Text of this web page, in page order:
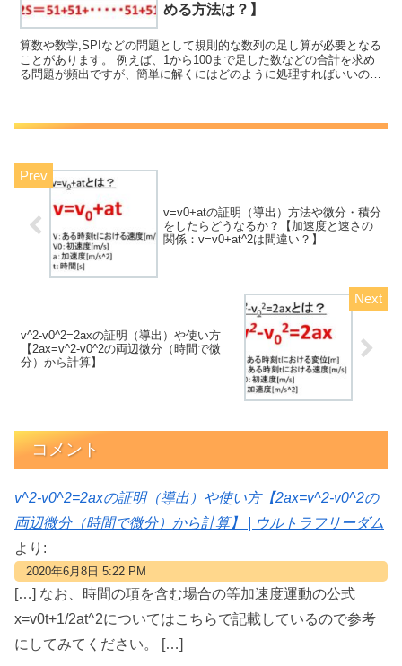
める方法は？】
算数や数学,SPIなどの問題として規則的な数列の足し算が必要となる
ことがあります。 例えば、1から100まで足した数などの合計を求め
る問題が頻出ですが、簡単に解くにはどのように処理すればいいのか
v=v0+atの証明（導出）方法や微分・積分
をしたらどうなるか？【加速度と速さの
関係：v=v0+at^2は間違い？】
v^2-v0^2=2axの証明（導出）や使い方
【2ax=v^2-v0^2の両辺微分（時間で微
分）から計算】
コメント
v^2-v0^2=2axの証明（導出）や使い方【2ax=v^2-v0^2の
両辺微分（時間で微分）から計算】 | ウルトラフリーダム
より:
2020年6月8日 5:22 PM
[…] なお、時間の項を含む場合の等加速度運動の公式
x=v0t+1/2at^2についてはこちらで記載しているので参考
にしてみてください。 […]